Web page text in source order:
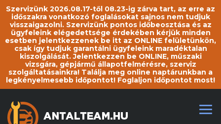
Szervizünk 2026.08.17-től 08.23-ig zárva tart, az erre az
időszakra vonatkozó foglalásokat sajnos nem tudjuk
visszaigazolni. Szervizünk pontos időbeosztása és az
ügyfeleink elégedettsége érdekében kérjük minden
esetben jelentkezzenek be itt az ONLINE felületünkön,
csak így tudjuk garantálni ügyfeleink maradéktalan
kiszolgálását. Jelentkezzen be ONLINE, műszaki
vizsgára, gépjármű állapotfelmérésre, szerviz
szolgáltatásainkra! Találja meg online naptárunkban a
legkényelmesebb időpontot! Foglaljon időpontot most!